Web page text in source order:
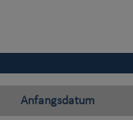
Anfangsdatum